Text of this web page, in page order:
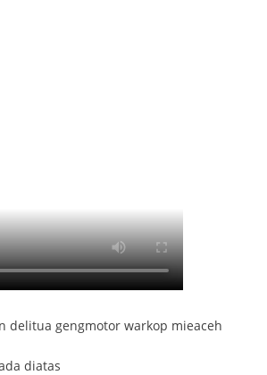
delitua gengmotor warkop mieaceh
diatas